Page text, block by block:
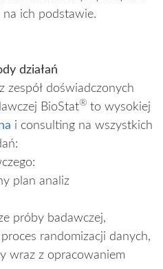
ich podstawie.
działań
zespół doświadczonych
BioStat® to wysokiej
i consulting na wszystkich
plan analiz
próby badawczej,
randomizacji danych,
wraz z opracowaniem